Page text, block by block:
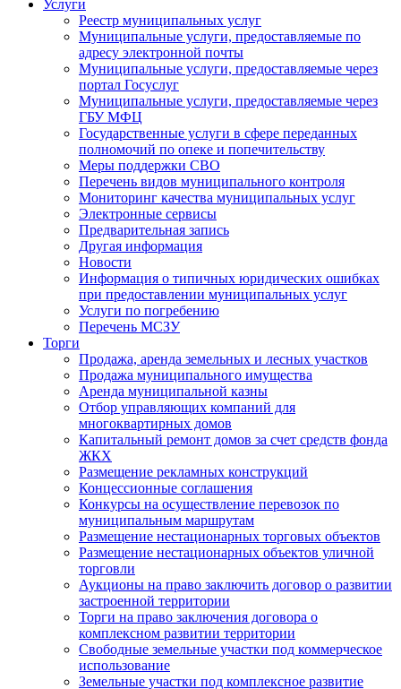
Услуги
Реестр муниципальных услуг
Муниципальные услуги, предоставляемые по
адресу электронной почты
Муниципальные услуги, предоставляемые через
портал Госуслуг
Муниципальные услуги, предоставляемые через
ГБУ МФЦ
Государственные услуги в сфере переданных
полномочий по опеке и попечительству
Меры поддержки СВО
Перечень видов муниципального контроля
Мониторинг качества муниципальных услуг
Электронные сервисы
Предварительная запись
Другая информация
Новости
Информация о типичных юридических ошибках
при предоставлении муниципальных услуг
Услуги по погребению
Перечень МСЗУ
Торги
Продажа, аренда земельных и лесных участков
Продажа муниципального имущества
Аренда муниципальной казны
Отбор управляющих компаний для
многоквартирных домов
Капитальный ремонт домов за счет средств фонда
ЖКХ
Размещение рекламных конструкций
Концессионные соглашения
Конкурсы на осуществление перевозок по
муниципальным маршрутам
Размещение нестационарных торговых объектов
Размещение нестационарных объектов уличной
торговли
Аукционы на право заключить договор о развитии
застроенной территории
Торги на право заключения договора о
комплексном развитии территории
Свободные земельные участки под коммерческое
использование
Земельные участки под комплексное развитие